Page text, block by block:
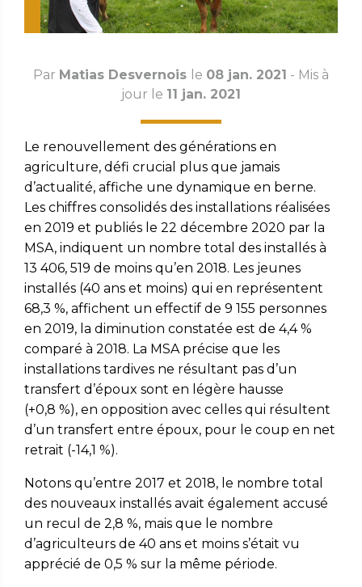
Par Matias Desvernois le 08 jan. 2021 - Mis à
jour le 11 jan. 2021
Le renouvellement des générations en
agriculture, défi crucial plus que jamais
d’actualité, affiche une dynamique en berne.
Les chiffres consolidés des installations réalisées
en 2019 et publiés le 22 décembre 2020 par la
MSA, indiquent un nombre total des installés à
13 406, 519 de moins qu’en 2018. Les jeunes
installés (40 ans et moins) qui en représentent
68,3 %, affichent un effectif de 9 155 personnes
en 2019, la diminution constatée est de 4,4 %
comparé à 2018. La MSA précise que les
installations tardives ne résultant pas d’un
transfert d’époux sont en légère hausse
(+0,8 %), en opposition avec celles qui résultent
d’un transfert entre époux, pour le coup en net
retrait (-14,1 %).
Notons qu’entre 2017 et 2018, le nombre total
des nouveaux installés avait également accusé
un recul de 2,8 %, mais que le nombre
d’agriculteurs de 40 ans et moins s’était vu
apprécié de 0,5 % sur la même période.